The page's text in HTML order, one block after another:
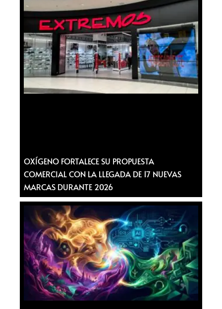
OXÍGENO FORTALECE SU PROPUESTA
COMERCIAL CON LA LLEGADA DE 17 NUEVAS
MARCAS DURANTE 2026